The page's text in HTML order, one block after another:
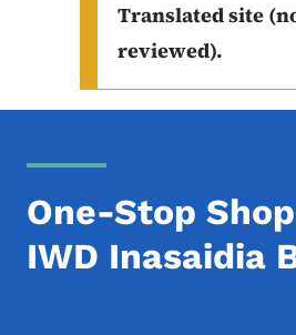
Translated site
reviewed).
One-Stop
IWD Inasaidia